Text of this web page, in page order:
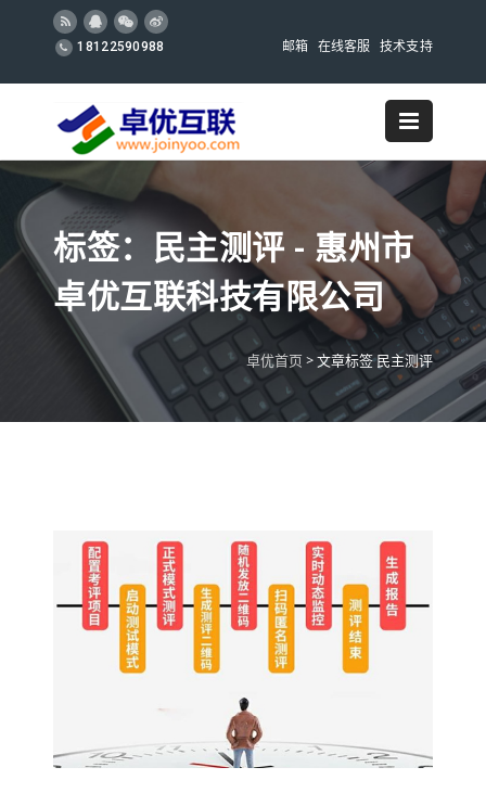
18122590988 邮箱 在线客服 技术支持
标签：民主测评 - 惠州市
卓优互联科技有限公司
卓优首页 >文章标签 民主测评